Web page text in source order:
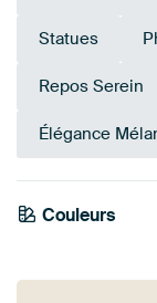
Statues
Repos Serein
Élégance
Couleurs
Blanc